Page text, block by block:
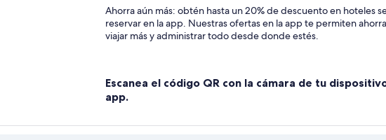
Ahorra aún más: obtén hasta un 20% de descuento en hoteles
reservar en la app. Nuestras ofertas en la app te permiten
viajar más y administrar todo desde donde estés.
Escanea el código QR con la cámara de tu
app.